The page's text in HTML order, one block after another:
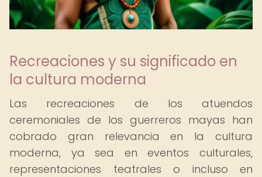
Recreaciones y su significado en
la cultura moderna
Las recreaciones de los atuendos
ceremoniales de los guerreros mayas han
cobrado gran relevancia en la cultura
moderna, ya sea en eventos culturales,
representaciones teatrales o incluso en